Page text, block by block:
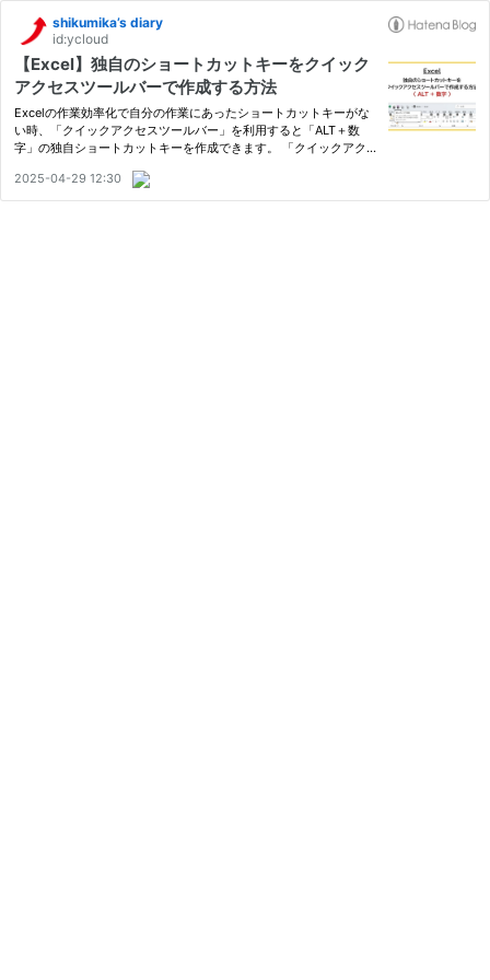
shikumika’s diary
id:ycloud
【Excel】独自のショートカットキーをクイック
アクセスツールバーで作成する方法
Excelの作業効率化で自分の作業にあったショートカットキーがな
い時、「クイックアクセスツールバー」を利用すると「ALT＋数
字」の独自ショートカットキーを作成できます。 「クイックアク
能で、「新しいウィンドウを開く」を事例に説明します。 内容：
アウ…
2025-04-29 12:30